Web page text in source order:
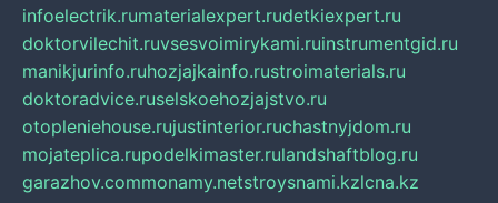
infoelectrik.rumaterialexpert.rudetkiexpert.ru
doktorvilechit.ruvsesvoimirykami.ruinstrumentgid.ru
manikjurinfo.ruhozjajkainfo.rustroimaterials.ru
doktoradvice.ruselskoehozjajstvo.ru
otopleniehouse.rujustinterior.ruchastnyjdom.ru
mojateplica.rupodelkimaster.rulandshaftblog.ru
garazhov.commonamy.netstroysnami.kzlcna.kz